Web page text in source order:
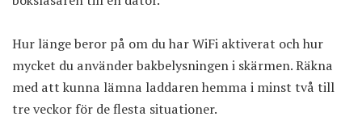
Hur länge beror på om du har WiFi aktiverat och hur
mycket du använder bakbelysningen i skärmen. Räkna
med att kunna lämna laddaren hemma i minst två till
tre veckor för de flesta situationer.